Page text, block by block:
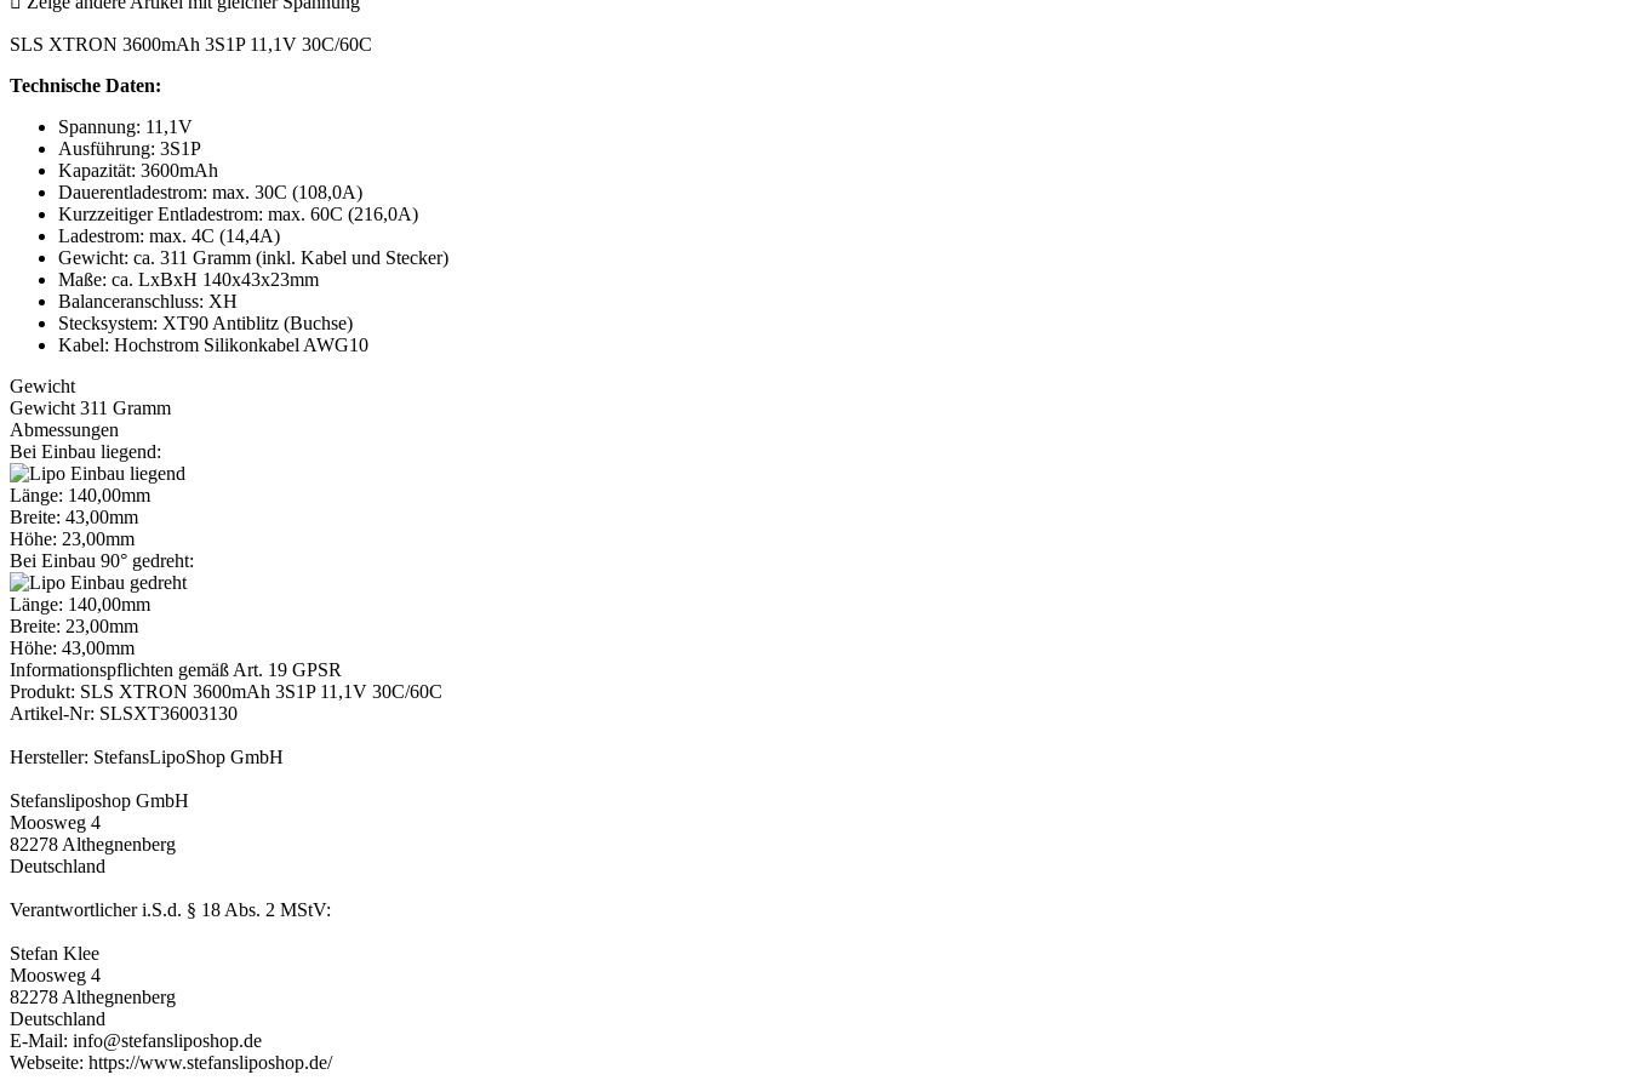
SLS XTRON 3600mAh 3S1P 11,1V 30C/60C
Technische Daten:
Spannung: 11,1V
Ausführung: 3S1P
Kapazität: 3600mAh
Dauerentladestrom: max. 30C (108,0A)
Kurzzeitiger Entladestrom: max. 60C (216,0A)
Ladestrom: max. 4C (14,4A)
Gewicht: ca. 311 Gramm (inkl. Kabel und Stecker)
Maße: ca. LxBxH 140x43x23mm
Balanceranschluss: XH
Stecksystem: XT90 Antiblitz (Buchse)
Kabel: Hochstrom Silikonkabel AWG10
Gewicht
Gewicht 311 Gramm
Abmessungen
Bei Einbau liegend:
Länge: 140,00mm
Breite: 43,00mm
Höhe: 23,00mm
Bei Einbau 90° gedreht:
Länge: 140,00mm
Breite: 23,00mm
Höhe: 43,00mm
Informationspflichten gemäß Art. 19 GPSR
Produkt: SLS XTRON 3600mAh 3S1P 11,1V 30C/60C
Artikel-Nr: SLSXT36003130
Hersteller: StefansLipoShop GmbH
Stefansliposhop GmbH
Moosweg 4
82278 Althegnenberg
Deutschland
Verantwortlicher i.S.d. § 18 Abs. 2 MStV:
Stefan Klee
Moosweg 4
82278 Althegnenberg
Deutschland
E-Mail: info@stefansliposhop.de
Webseite: https://www.stefansliposhop.de/